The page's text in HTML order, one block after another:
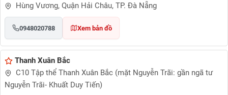
Hùng Vương, Quận Hải Châu, TP. Đà Nẵng
0948020788 Xem bản đồ
Thanh Xuân Bắc
C10 Tập thể Thanh Xuân Bắc (mặt Nguyễn Trãi: gần ngã tư
Nguyễn Trãi- Khuất Duy Tiến)